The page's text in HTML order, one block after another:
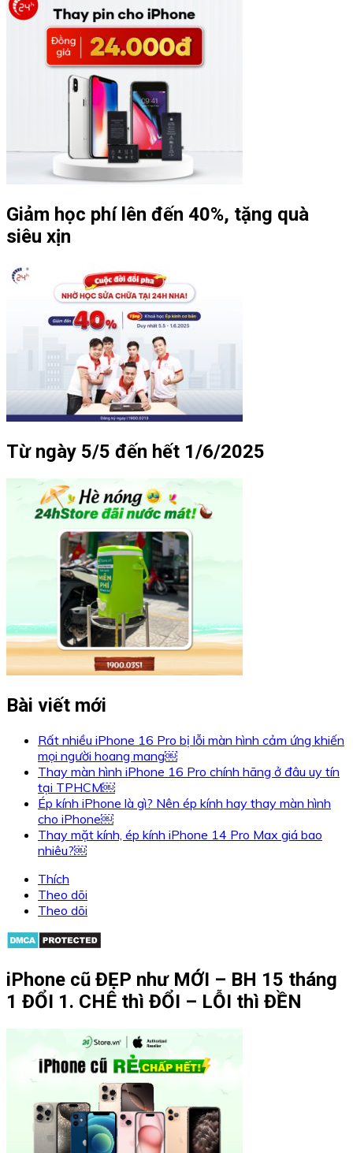
Giảm học phí lên đến 40%, tặng quà
siêu xịn
Từ ngày 5/5 đến hết 1/6/2025
Bài viết mới
Rất nhiều iPhone 16 Pro bị lỗi màn hình cảm ứng khiến
mọi người hoang mang￼
Thay màn hình iPhone 16 Pro chính hãng ở đâu uy tín
tại TPHCM￼
Ép kính iPhone là gì? Nên ép kính hay thay màn hình
cho iPhone￼
Thay mặt kính, ép kính iPhone 14 Pro Max giá bao
nhiêu?￼
Thích
Theo dõi
Theo dõi
iPhone cũ ĐẸP như MỚI – BH 15 tháng
1 ĐỔI 1. CHÊ thì ĐỔI – LỖI thì ĐỀN